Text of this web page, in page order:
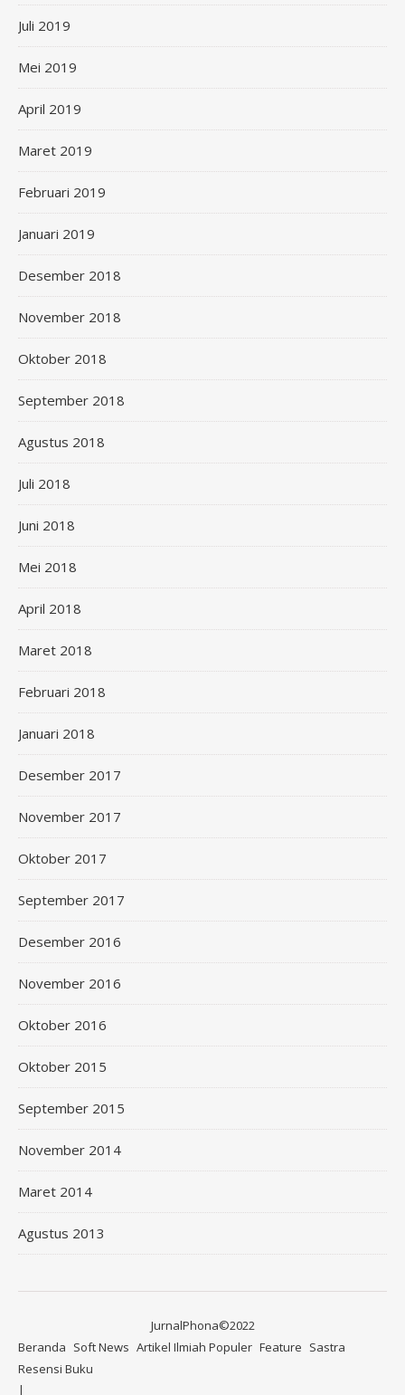
Juli 2019
Mei 2019
April 2019
Maret 2019
Februari 2019
Januari 2019
Desember 2018
November 2018
Oktober 2018
September 2018
Agustus 2018
Juli 2018
Juni 2018
Mei 2018
April 2018
Maret 2018
Februari 2018
Januari 2018
Desember 2017
November 2017
Oktober 2017
September 2017
Desember 2016
November 2016
Oktober 2016
Oktober 2015
September 2015
November 2014
Maret 2014
Agustus 2013
JurnalPhona©2022
Beranda Soft News Artikel Ilmiah Populer Feature Sastra
Resensi Buku